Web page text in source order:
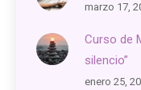
marzo 17,
Curso de
silencio”
enero 25,